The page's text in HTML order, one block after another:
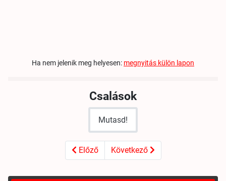
Ha nem jelenik meg helyesen: megnyitás külön lapon
Csalások
Mutasd!
Előző cikk: Dragon Ball Z - Super Butoden
Előző Következő cikk: NBA Jam
Következő